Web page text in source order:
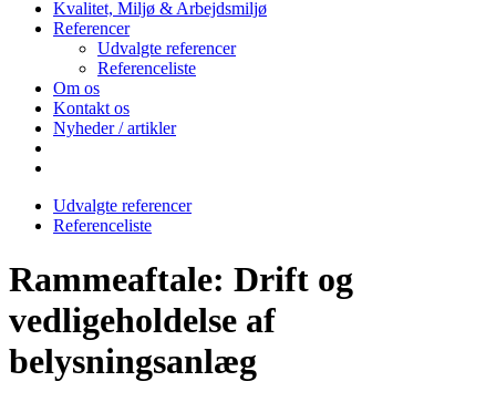
Kvalitet, Miljø & Arbejdsmiljø
Referencer
Udvalgte referencer
Referenceliste
Om os
Kontakt os
Nyheder / artikler
Udvalgte referencer
Referenceliste
Rammeaftale: Drift og
vedligeholdelse af
belysningsanlæg